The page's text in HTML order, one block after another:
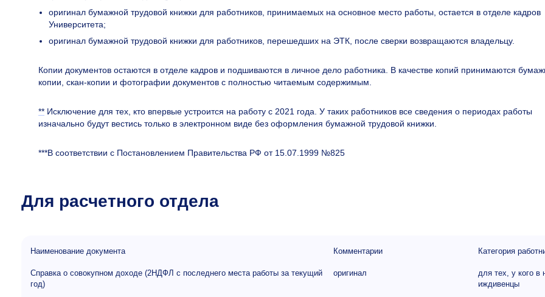
оригинал бумажной трудовой книжки для работников, принимаемых на основное место работы, остается в отделе кадров
Университета;
оригинал бумажной трудовой книжки для работников, перешедших на ЭТК, после сверки возвращаются владельцу.
Копии документов остаются в отделе кадров и подшиваются в личное дело работника. В качестве копий принимаются
копии, скан-копии и фотографии документов с полностью читаемым содержимым.
** Исключение для тех, кто впервые устроится на работу с 2021 года. У таких работников все сведения о периодах работы
изначально будут вестись только в электронном виде без оформления бумажной трудовой книжки.
***В соответствии с Постановлением Правительства РФ от 15.07.1999 №825
Для расчетного отдела
Наименование документа Комментарии Категория
Справка о совокупном доходе (2НДФЛ с последнего места работы за текущий
год)
оригинал
для тех, у кого в
иждивенцы